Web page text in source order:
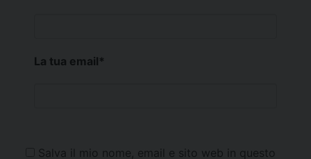
La tua email*
Salva il mio nome, email e sito web in questo